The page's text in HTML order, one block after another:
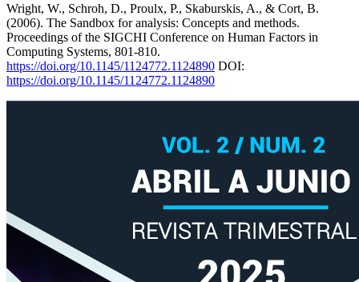
Wright, W., Schroh, D., Proulx, P., Skaburskis, A., & Cort, B.
(2006). The Sandbox for analysis: Concepts and methods.
Proceedings of the SIGCHI Conference on Human Factors in
Computing Systems, 801-810.
https://doi.org/10.1145/1124772.1124890 DOI:
https://doi.org/10.1145/1124772.1124890